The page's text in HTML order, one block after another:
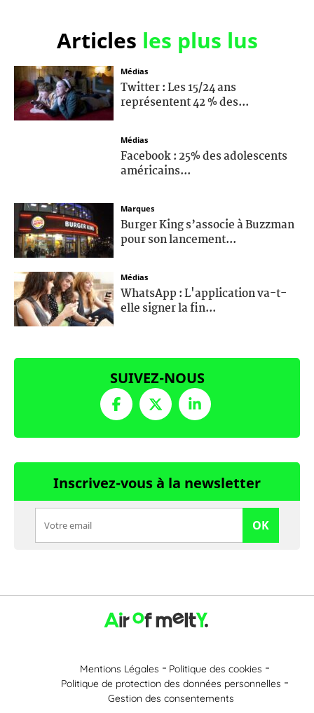
Articles les plus lus
Médias
Twitter : Les 15/24 ans
représentent 42 % des...
Médias
Facebook : 25% des adolescents
américains...
Marques
Burger King s’associe à Buzzman
pour son lancement...
Médias
WhatsApp : L'application va-t-
elle signer la fin...
SUIVEZ-NOUS
Inscrivez-vous à la newsletter
OK
Mentions Légales
Politique des cookies
Politique de protection des données personnelles
Gestion des consentements